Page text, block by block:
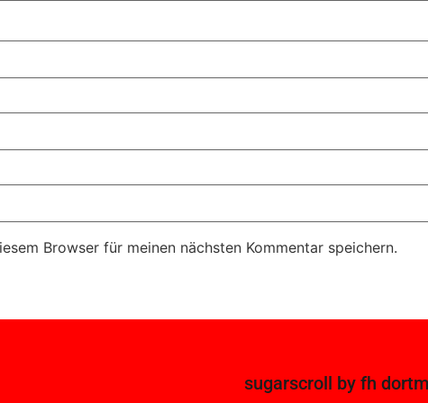
Browser für meinen nächsten Kommentar speichern.
sugarscroll by fh